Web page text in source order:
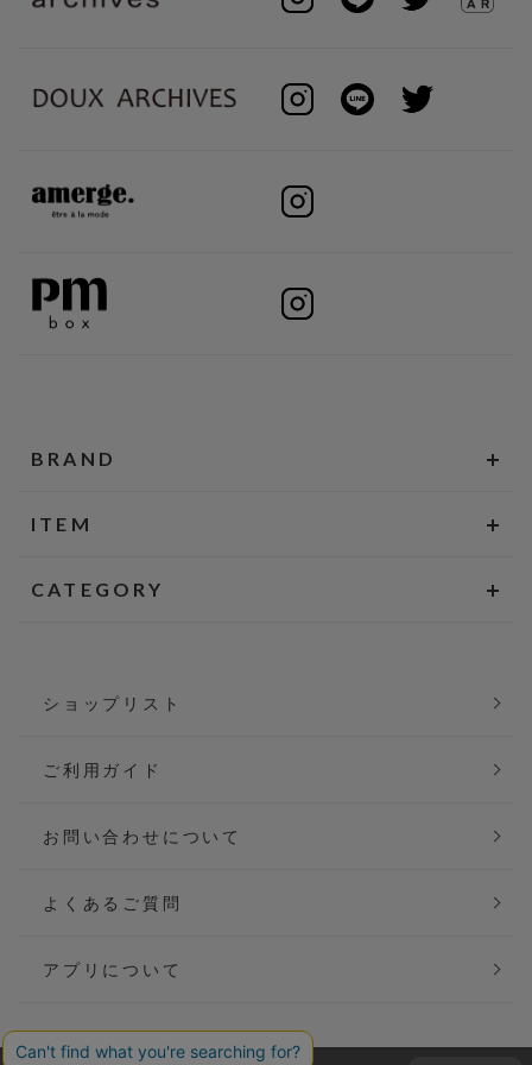
BRAND
ITEM
CATEGORY
ショップリスト
ご利用ガイド
お問い合わせについて
よくあるご質問
アプリについて